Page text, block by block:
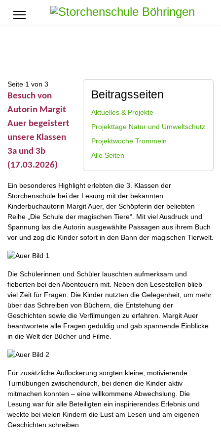
Beitragsseiten
Aktuelles & Projekte
Projekttage Natur und Umweltschutz
Projektwoche Trommeln
Alle Seiten
Seite 1 von 3
Besuch von
Autorin Margit
Auer begeistert
unsere Klassen
3a und 3b
(17.03.2026)
Ein besonderes Highlight erlebten die 3. Klassen der
Storchenschule bei der Lesung mit der bekannten
Kinderbuchautorin Margit Auer, der Schöpferin der beliebten
Reihe „Die Schule der magischen Tiere“. Mit viel Ausdruck und
Spannung las die Autorin ausgewählte Passagen aus ihrem Buch
vor und zog die Kinder sofort in den Bann der magischen Tierwelt.
Die Schülerinnen und Schüler lauschten aufmerksam und
fieberten bei den Abenteuern mit. Neben den Lesestellen blieb
viel Zeit für Fragen. Die Kinder nutzten die Gelegenheit, um mehr
über das Schreiben von Büchern, die Entstehung der
Geschichten sowie die Verfilmungen zu erfahren. Margit Auer
beantwortete alle Fragen geduldig und gab spannende Einblicke
in die Welt der Bücher und Filme.
Für zusätzliche Auflockerung sorgten kleine, motivierende
Turnübungen zwischendurch, bei denen die Kinder aktiv
mitmachen konnten – eine willkommene Abwechslung. Die
Lesung war für alle Beteiligten ein inspirierendes Erlebnis und
weckte bei vielen Kindern die Lust am Lesen und am eigenen
Geschichten schreiben.